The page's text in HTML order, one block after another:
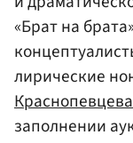
«Брат на
лирические
Краснопевцева
заполнении